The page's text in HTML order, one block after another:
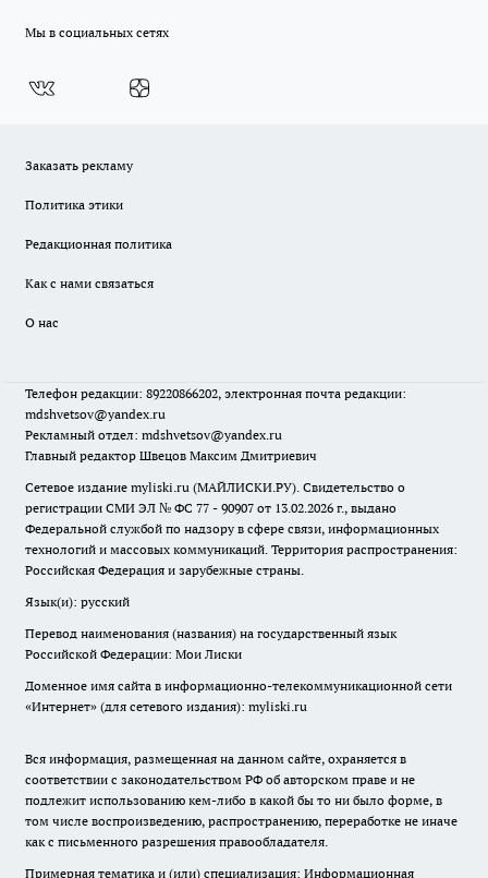
Мы в социальных сетях
Заказать рекламу
Политика этики
Редакционная политика
Как с нами связаться
О нас
Телефон редакции: 89220866202, электронная почта редакции:
mdshvetsov@yandex.ru
Рекламный отдел: mdshvetsov@yandex.ru
Главный редактор Швецов Максим Дмитриевич
Сетевое издание myliski.ru (МАЙЛИСКИ.РУ). Свидетельство о
регистрации СМИ ЭЛ № ФС 77 - 90907 от 13.02.2026 г., выдано
Федеральной службой по надзору в сфере связи, информационных
технологий и массовых коммуникаций. Территория распространения:
Российская Федерация и зарубежные страны.
Язык(и): русский
Перевод наименования (названия) на государственный язык
Российской Федерации: Мои Лиски
Доменное имя сайта в информационно-телекоммуникационной сети
«Интернет» (для сетевого издания): myliski.ru
Вся информация, размещенная на данном сайте, охраняется в
соответствии с законодательством РФ об авторском праве и не
подлежит использованию кем-либо в какой бы то ни было форме, в
том числе воспроизведению, распространению, переработке не иначе
как с письменного разрешения правообладателя.
Примерная тематика и (или) специализация: Информационная